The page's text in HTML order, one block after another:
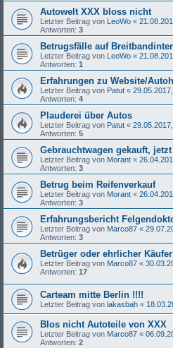
Autowelt XXX bloss nicht
Letzter Beitrag von LeoWo «
Antworten: 3
Betrugsfälle auf
Letzter Beitrag von LeoWo «
Antworten: 1
Erfahrungen zu Website/
Letzter Beitrag von Patut «
Antworten: 4
Plauderei über Autos
Letzter Beitrag von Patut «
Antworten: 5
Gebrauchtwagen gekauft,
Letzter Beitrag von Morant «
Antworten: 3
Betrug beim Reifenverkauf
Letzter Beitrag von Morant «
Antworten: 3
Erfahrungsbericht
Letzter Beitrag von Marco87 «
Antworten: 3
Betrüger oder ehrlicher
Letzter Beitrag von Marco87 «
Antworten: 17
Carteam mitte Berlin !!!!
Letzter Beitrag von lakasbah «
Blos nicht Autoteile von XXX
Letzter Beitrag von Marco87 «
Antworten: 2